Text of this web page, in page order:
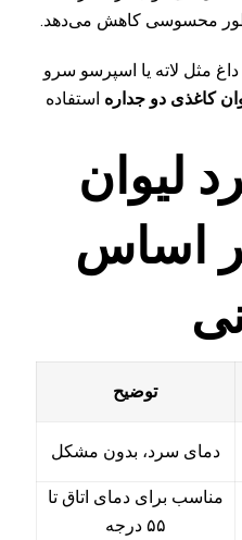
طور محسوسی کاهش می‌دهد.
مثل لاته یا اسپرسو سرو
کاغذی دو جداره استفاده
لیوان
اساس
توضیح
دمای سرد، بدون مشکل
مناسب برای دمای اتاق تا
۵۵ درجه